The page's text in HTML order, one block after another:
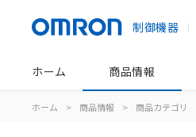
制御機器
ホーム 商品情報
ホーム > 商品情報 > 商品カテゴリ